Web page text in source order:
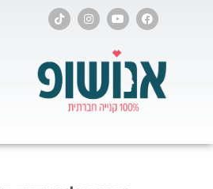
F
a
c
o
o
k
Y
o
u
u
I
n
s
a
m
T
i
k
k